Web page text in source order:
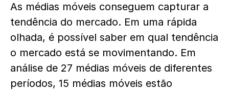
As médias móveis conseguem capturar a
tendência do mercado. Em uma rápida
olhada, é possível saber em qual tendência
o mercado está se movimentando. Em
análise de 27 médias móveis de diferentes
períodos, 15 médias móveis estão